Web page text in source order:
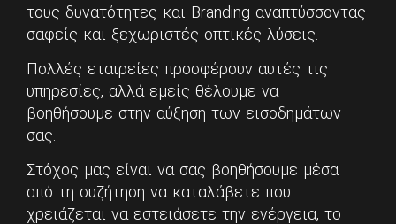
τους δυνατότητες και Branding αναπτύσσοντας
σαφείς και ξεχωριστές οπτικές λύσεις.
Πολλές εταιρείες προσφέρουν αυτές τις
υπηρεσίες, αλλά εμείς θέλουμε να
βοηθήσουμε στην αύξηση των εισοδημάτων
σας.
Στόχος μας είναι να σας βοηθήσουμε μέσα
από τη συζήτηση να καταλάβετε που
χρειάζεται να εστειάσετε την ενέργεια, το